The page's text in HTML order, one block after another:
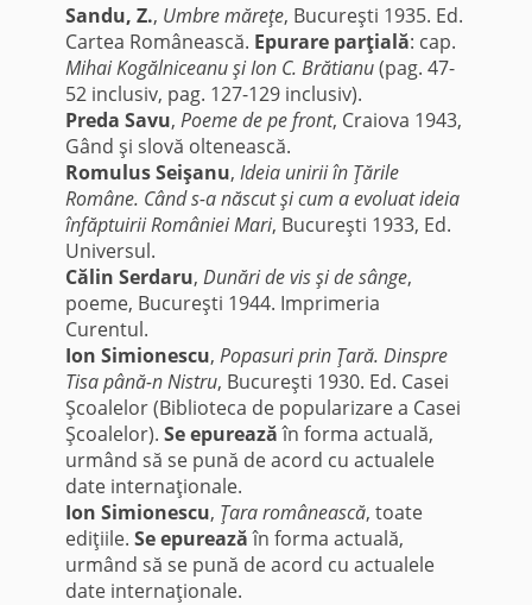
Sandu, Z., Umbre măreţe, Bucureşti 1935. Ed.
Cartea Românească. Epurare parţială: cap.
Mihai Kogălniceanu şi Ion C. Brătianu(pag. 47-
52 inclusiv, pag. 127-129 inclusiv).
Preda Savu, Poeme de pe front, Craiova 1943,
Gând şi slovă oltenească.
Romulus Seişanu, Ideia unirii în Ţările
Române. Când s-a născut şi cum a evoluat ideia
înfăptuirii României Mari, Bucureşti 1933, Ed.
Universul.
Călin Serdaru, Dunări de vis şi de sânge,
poeme, Bucureşti 1944. Imprimeria
Curentul.
Ion Simionescu, Popasuri prin Ţară. Dinspre
Tisa până-n Nistru, Bucureşti 1930. Ed. Casei
Şcoalelor (Biblioteca de popularizare a Casei
Şcoalelor). Se epureazăîn forma actuală,
urmând să se pună de acord cu actualele
date internaţionale.
Ion Simionescu, Ţara românească, toate
ediţiile. Se epureazăîn forma actuală,
urmând să se pună de acord cu actualele
date internaţionale.